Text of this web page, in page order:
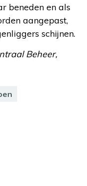
beneden en als
aangepast,
schijnen.
Beheer,